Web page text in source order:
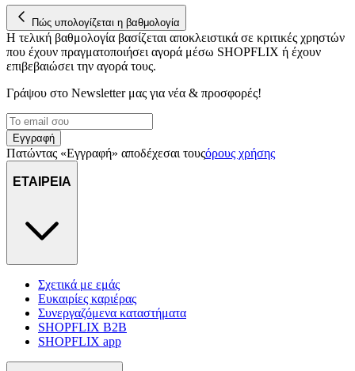
Πώς υπολογίζεται η βαθμολογία
Η τελική βαθμολογία βασίζεται αποκλειστικά σε κριτικές χρηστών
που έχουν πραγματοποιήσει αγορά μέσω SHOPFLIX ή έχουν
επιβεβαιώσει την αγορά τους.
Γράψου στο Νewsletter μας για νέα & προσφορές!
Εγγραφή
Πατώντας «Εγγραφή» αποδέχεσαι τουςόρους χρήσης
ΕΤΑΙΡΕΙΑ
Σχετικά με εμάς
Ευκαιρίες καριέρας
Συνεργαζόμενα καταστήματα
SHOPFLIX B2B
SHOPFLIX app